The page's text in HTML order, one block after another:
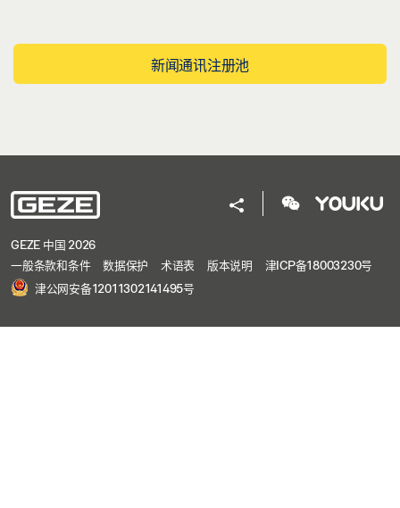
新闻通讯注册池
GEZE 中国 2026
一般条款和条件
数据保护 术语表 版本说明
津ICP备18003230号
津公网安备12011302141495号